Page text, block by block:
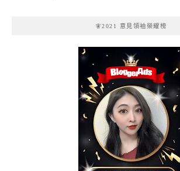
🧚2021 意見領袖榮耀榜